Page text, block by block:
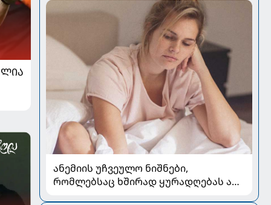
ანემიის უჩვეულო ნიშნები,
რომლებსაც ხშირად ყურადღებას არ